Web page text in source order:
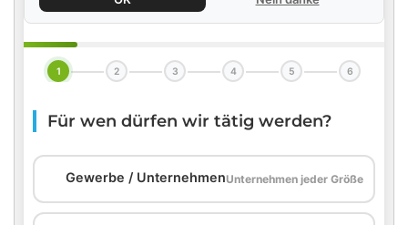
1 2 3 4 5 6
Für wen dürfen wir tätig werden?
Gewerbe / UnternehmenUnternehmen jeder Größe